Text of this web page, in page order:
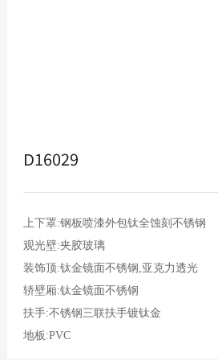
D16029
上下罩:钢板喷漆外包钛全蚀刻不锈钢
观光壁:夹胶玻璃
装饰顶:钛金镜面不锈钢,亚克力透光
轿壁厢:钛金镜面不锈钢
扶手:不锈钢三联扶手镀钛金
地板:PVC